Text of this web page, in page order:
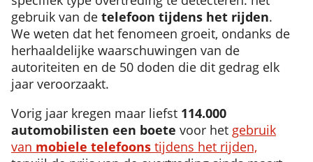
gebruik van de telefoon tijdens het rijden.
We weten dat het fenomeen groeit, ondanks de
herhaaldelijke waarschuwingen van de
autoriteiten en de 50 doden die dit gedrag elk
jaar veroorzaakt.
Vorig jaar kregen maar liefst 114.000
automobilisten een boete voor het gebruik
van mobiele telefoons tijdens het rijden,